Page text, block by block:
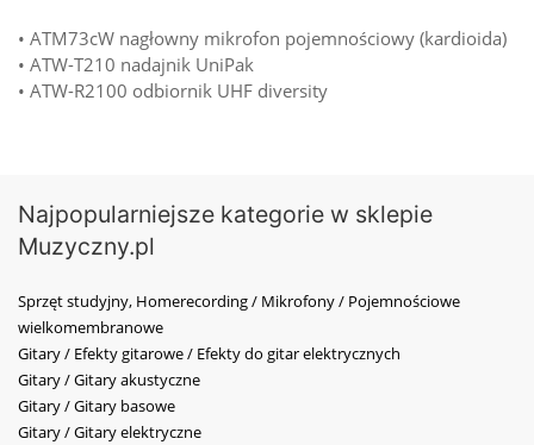
• ATM73cW nagłowny mikrofon pojemnościowy (kardioida)
• ATW-T210 nadajnik UniPak
• ATW-R2100 odbiornik UHF diversity
Najpopularniejsze kategorie w sklepie
Muzyczny.pl
Sprzęt studyjny, Homerecording / Mikrofony / Pojemnościowe
wielkomembranowe
Gitary / Efekty gitarowe / Efekty do gitar elektrycznych
Gitary / Gitary akustyczne
Gitary / Gitary basowe
Gitary / Gitary elektryczne